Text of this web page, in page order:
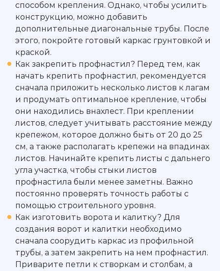
способом крепления. Однако, чтобы усилить
конструкцию, можно добавить
дополнительные диагональные трубы. После
этого, покройте готовый каркас грунтовкой и
краской.
Как закрепить профнастил? Перед тем, как
начать крепить профнастил, рекомендуется
сначала приложить несколько листов к лагам
и продумать оптимальное крепление, чтобы
они находились внахлест. При креплении
листов, следует учитывать расстояние между
крепежом, которое должно быть от 20 до 25
см, а также располагать крепежи на впадинах
листов. Начинайте крепить листы с дальнего
угла участка, чтобы стыки листов
профнастила были менее заметны. Важно
постоянно проверять точность работы с
помощью строительного уровня.
Как изготовить ворота и калитку? Для
создания ворот и калитки необходимо
сначала соорудить каркас из профильной
трубы, а затем закрепить на нем профнастил.
Приварите петли к створкам и столбам, а